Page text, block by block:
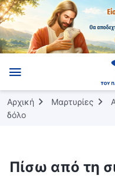
Αρχική Μαρτυρίες
δόλο
Πίσω από τη